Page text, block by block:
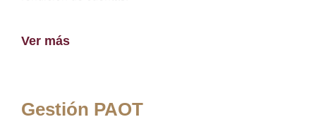
Ver más
Gestión PAOT